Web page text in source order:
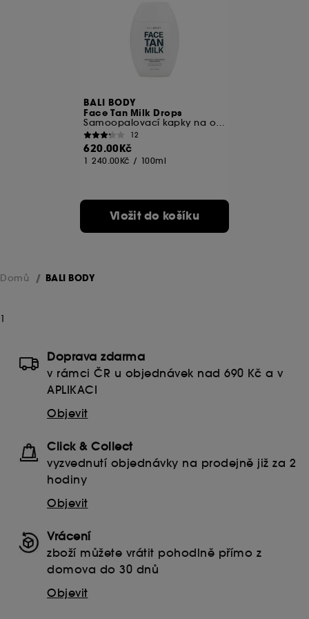
BALI BODY
Face Tan Milk Drops
Samoopalovací kapky na obličej
12
620.00Kč
1 240.00Kč / 100ml
Vložit do košíku
Domů BALI BODY
1
Doprava zdarma
v rámci ČR u objednávek nad 690 Kč a v
APLIKACI
Objevit
Click & Collect
vyzvednutí objednávky na prodejně již za 2
hodiny
Objevit
Vrácení
zboží můžete vrátit pohodlně přímo z
domova do 30 dnů
Objevit